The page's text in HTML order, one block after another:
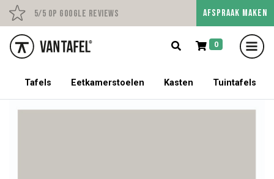
5/5 op Google Reviews Persoonlijk advies op
AFSPRAAK MAKEN
0
5% korting op een tafel met stoelen!
Tafels Eetkamerstoelen Kasten Tuintafels